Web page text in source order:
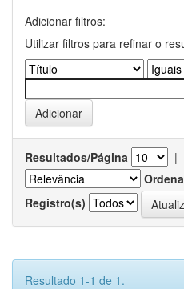
Adicionar filtros:
Utilizar filtros para refinar o
Resultados/Página |
Registro(s)
Resultado 1-1 de 1.